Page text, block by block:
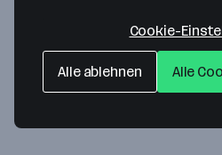
2651 Reichenau an der Rax
Cookie-
Alle ablehnen Alle